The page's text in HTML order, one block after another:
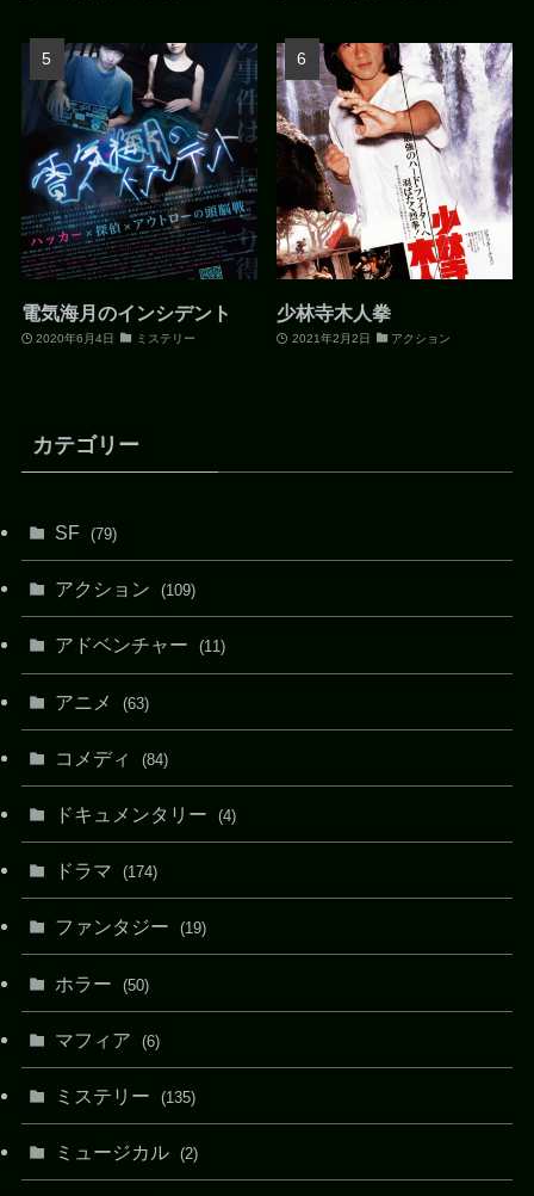
電気海月のインシデント
2020年6月4日 ミステリー
少林寺木人拳
2021年2月2日 アクション
カテゴリー
SF (79)
アクション (109)
アドベンチャー (11)
アニメ (63)
コメディ (84)
ドキュメンタリー (4)
ドラマ (174)
ファンタジー (19)
ホラー (50)
マフィア (6)
ミステリー (135)
ミュージカル (2)